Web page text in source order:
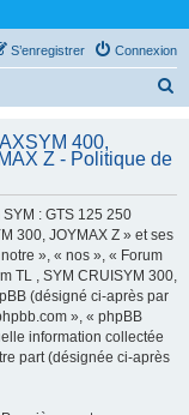
Connexion
S’enregistrer
e
h
400,
Z - Politique de
: GTS 125 250
300, JOYMAX Z » et ses
», « nos », « Forum
TL , SYM CRUISYM 300,
(désigné ci-après par
», « phpBB
information collectée
part (désignée ci-après